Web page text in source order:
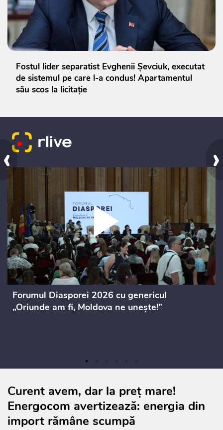
›
‹
Fostul lider separatist Evghenii Șevciuk, executat
de sistemul pe care l-a condus! Apartamentul
său scos la licitație
Forumul Diasporei 2026 cu genericul
„Oriunde am fi, Moldova ne unește!”
Curent avem, dar la preț mare!
Energocom avertizează: energia din
import rămâne scumpă